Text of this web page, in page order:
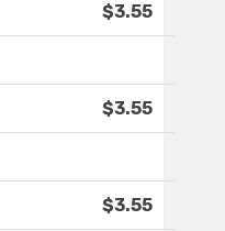
$3.55
$3.55
$3.55